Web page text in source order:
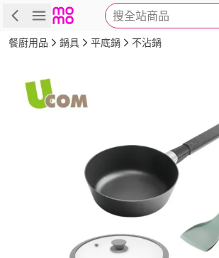
搜全站商品
商品 評價 詳情
餐廚用品 鍋具 平底鍋 不沾鍋